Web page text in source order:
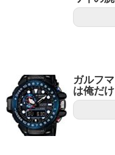
ガルフ
は俺だけ